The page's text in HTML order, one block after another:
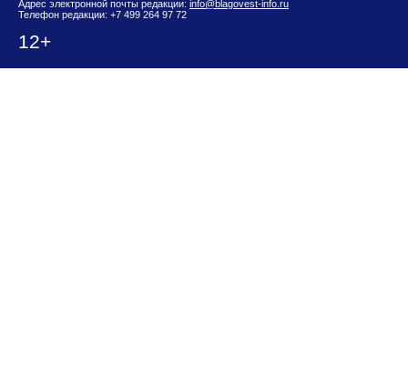
Адрес электронной почты редакции: info@blagovest-info.ru
Телефон редакции: +7 499 264 97 72
12+